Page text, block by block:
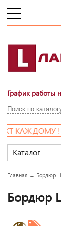
График работы
КАЖДОМУ !
Каталог
Главная → Бордюр
Бордюр